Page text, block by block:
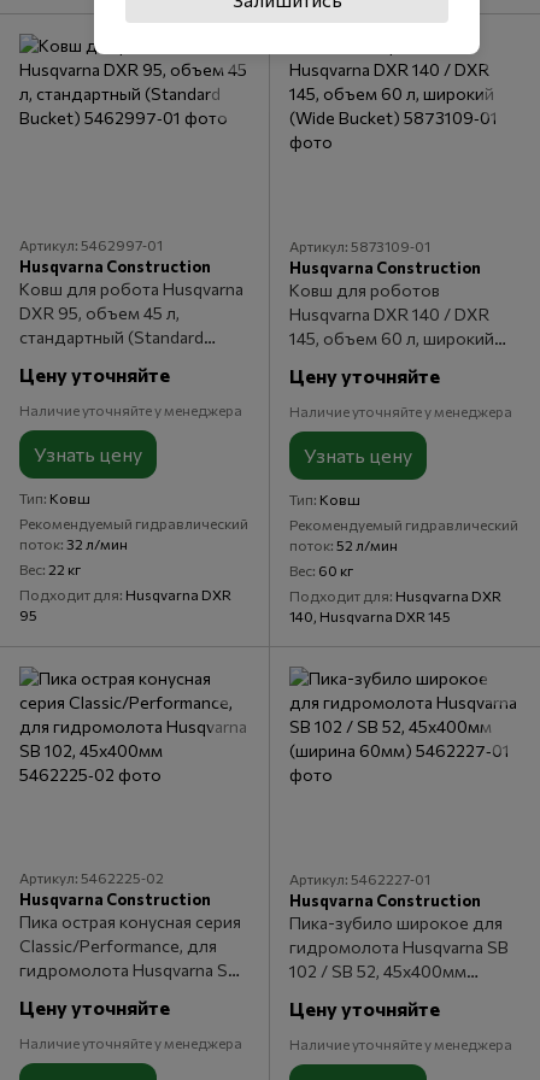
Артикул: 5462997‑01
Husqvarna Construction
Ковш для робота Husqvarna
DXR 95, объем 45 л,
стандартный (Standard
Цену уточняйте
Наличие уточняйте у менеджера
Узнать цену
Тип Ковш
Рекомендуемый гидравлический
поток 32 л/мин
Вес 22 кг
Подходит для Husqvarna DXR
95
Артикул: 5873109‑01
Husqvarna Construction
Ковш для роботов
Husqvarna DXR 140 / DXR
145, объем 60 л, широкий
Цену уточняйте
Наличие уточняйте у менеджера
Узнать цену
Тип Ковш
Рекомендуемый гидравлический
поток 52 л/мин
Вес 60 кг
Подходит для Husqvarna DXR
140, Husqvarna DXR 145
Артикул: 5462225‑02
Husqvarna Construction
Пика острая конусная серия
Classic/Performance, для
гидромолота Husqvarna SB
Цену уточняйте
Наличие уточняйте у менеджера
Артикул: 5462227‑01
Husqvarna Construction
Пика-зубило широкое для
гидромолота Husqvarna SB
102 / SB 52, 45x400мм
Цену уточняйте
Наличие уточняйте у менеджера